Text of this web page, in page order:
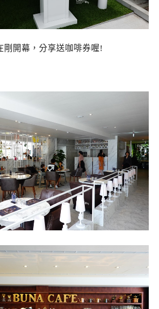
剛開幕，分享送咖啡券喔!